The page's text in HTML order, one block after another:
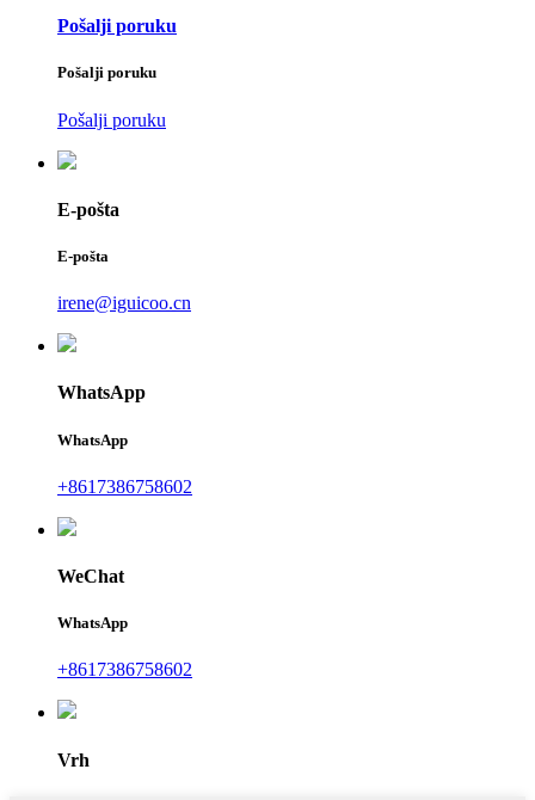
Pošalji poruku
Pošalji poruku
Pošalji poruku
E-pošta
E-pošta
irene@iguicoo.cn
WhatsApp
WhatsApp
+8617386758602
WeChat
WhatsApp
+8617386758602
Vrh